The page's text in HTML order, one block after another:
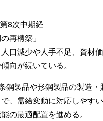
8次中期経
再構築」
口減少や人手不足、資材
向が続いている。
鋼製品や形鋼製品の製造
、需給変動に対応しやす
の最適配置を進める。